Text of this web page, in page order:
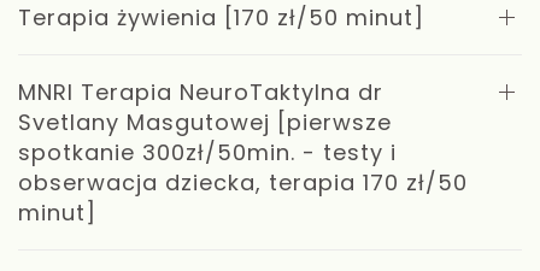
Terapia żywienia [170 zł/50 minut]
MNRI Terapia NeuroTaktylna dr
Svetlany Masgutowej [pierwsze
spotkanie 300zł/50min. - testy i
obserwacja dziecka, terapia 170 zł/50
minut]